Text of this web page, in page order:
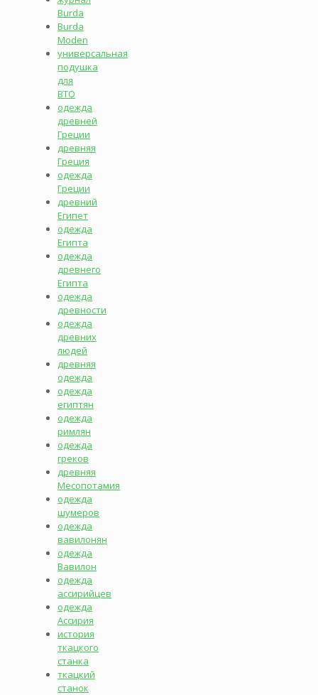
Burda
Burda
Moden
универсальная
подушка
для
ВТО
одежда
древней
Греции
древняя
Греция
одежда
Греции
древний
Египет
одежда
Египта
одежда
древнего
Египта
одежда
древности
одежда
древних
людей
древняя
одежда
одежда
египтян
одежда
римлян
одежда
греков
древняя
Месопотамия
одежда
шумеров
одежда
вавилонян
одежда
Вавилон
одежда
ассирийцев
одежда
Ассирия
история
ткацкого
станка
ткацкий
станок